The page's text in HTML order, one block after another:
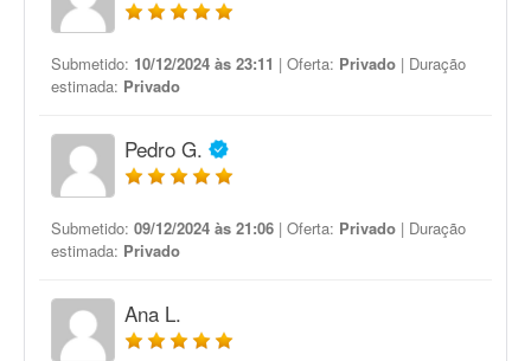
Submetido: 10/12/2024 às 23:11 | Oferta: Privado | Duração
estimada: Privado
Pedro G.
Submetido: 09/12/2024 às 21:06 | Oferta: Privado | Duração
estimada: Privado
Ana L.